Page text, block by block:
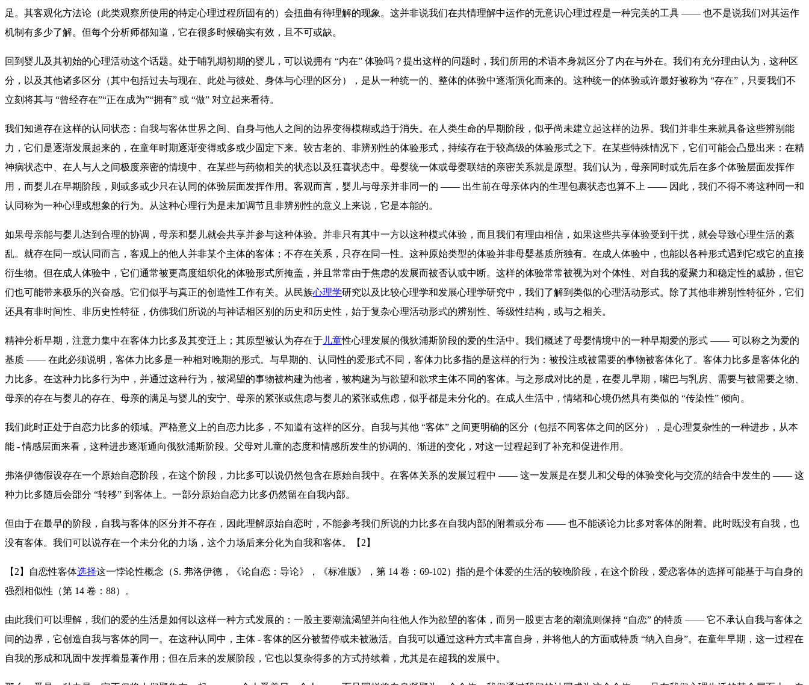
足。其客观化方法论（此类观察所使用的特定心理过程所固有的）会扭曲有待理解的现象。这并非说我们在共情理解中运作的无意识心理过程是一种完美的工具 —— 也不是说我们对其运作
机制有多少了解。但每个分析师都知道，它在很多时候确实有效，且不可或缺。
回到婴儿及其初始的心理活动这个话题。处于哺乳期初期的婴儿，可以说拥有 “内在” 体验吗？提出这样的问题时，我们所用的术语本身就区分了内在与外在。我们有充分理由认为，这种区
分，以及其他诸多区分（其中包括过去与现在、此处与彼处、身体与心理的区分），是从一种统一的、整体的体验中逐渐演化而来的。这种统一的体验或许最好被称为 “存在”，只要我们不
立刻将其与 “曾经存在”“正在成为”“拥有” 或 “做” 对立起来看待。
我们知道存在这样的认同状态：自我与客体世界之间、自身与他人之间的边界变得模糊或趋于消失。在人类生命的早期阶段，似乎尚未建立起这样的边界。我们并非生来就具备这些辨别能
力，它们是逐渐发展起来的，在童年时期逐渐变得或多或少固定下来。较古老的、非辨别性的体验形式，持续存在于较高级的体验形式之下。在某些特殊情况下，它们可能会凸显出来：在精
神病状态中、在人与人之间极度亲密的情境中、在某些与药物相关的状态以及狂喜状态中。母婴统一体或母婴联结的亲密关系就是原型。我们认为，母亲同时或先后在多个体验层面发挥作
用，而婴儿在早期阶段，则或多或少只在认同的体验层面发挥作用。客观而言，婴儿与母亲并非同一的 —— 出生前在母亲体内的生理包裹状态也算不上 —— 因此，我们不得不将这种同一和
认同称为一种心理或想象的行为。从这种心理行为是未加调节且非辨别性的意义上来说，它是本能的。
如果母亲能与婴儿达到合理的协调，母亲和婴儿就会共享并参与这种体验。并非只有其中一方以这种模式体验，而且我们有理由相信，如果这些共享体验受到干扰，就会导致心理生活的紊
乱。就存在同一或认同而言，客观上的他人并非某个主体的客体；不存在关系，只存在同一性。这种原始类型的体验并非母婴基质所独有。在成人体验中，也能以各种形式遇到它或它的直接
衍生物。但在成人体验中，它们通常被更高度组织化的体验形式所掩盖，并且常常由于焦虑的发展而被否认或中断。这样的体验常常被视为对个体性、对自我的凝聚力和稳定性的威胁，但它
们也可能带来极乐的兴奋感。它们似乎与真正的创造性工作有关。从民族心理学研究以及比较心理学和发展心理学研究中，我们了解到类似的心理活动形式。除了其他非辨别性特征外，它们
还具有非时间性、非历史性特征，仿佛我们所说的与神话相区别的历史和历史性，始于复杂心理活动形式的辨别性、等级性结构，或与之相关。
精神分析早期，注意力集中在客体力比多及其变迁上；其原型被认为存在于儿童性心理发展的俄狄浦斯阶段的爱的生活中。我们概述了母婴情境中的一种早期爱的形式 —— 可以称之为爱的
基质 —— 在此必须说明，客体力比多是一种相对晚期的形式。与早期的、认同性的爱形式不同，客体力比多指的是这样的行为：被投注或被需要的事物被客体化了。客体力比多是客体化的
力比多。在这种力比多行为中，并通过这种行为，被渴望的事物被构建为他者，被构建为与欲望和欲求主体不同的客体。与之形成对比的是，在婴儿早期，嘴巴与乳房、需要与被需要之物、
母亲的存在与婴儿的存在、母亲的满足与婴儿的安宁、母亲的紧张或焦虑与婴儿的紧张或焦虑，似乎都是未分化的。在成人生活中，情绪和心境仍然具有类似的 “传染性” 倾向。
我们此时正处于自恋力比多的领域。严格意义上的自恋力比多，不知道有这样的区分。自我与其他 “客体” 之间更明确的区分（包括不同客体之间的区分），是心理复杂性的一种进步，从本
能 - 情感层面来看，这种进步逐渐通向俄狄浦斯阶段。父母对儿童的态度和情感所发生的协调的、渐进的变化，对这一过程起到了补充和促进作用。
弗洛伊德假设存在一个原始自恋阶段，在这个阶段，力比多可以说仍然包含在原始自我中。在客体关系的发展过程中 —— 这一发展是在婴儿和父母的体验变化与交流的结合中发生的 —— 这
种力比多随后会部分 “转移” 到客体上。一部分原始自恋力比多仍然留在自我内部。
但由于在最早的阶段，自我与客体的区分并不存在，因此理解原始自恋时，不能参考我们所说的力比多在自我内部的附着或分布 —— 也不能谈论力比多对客体的附着。此时既没有自我，也
没有客体。我们可以说存在一个未分化的力场，这个力场后来分化为自我和客体。【2】
【2】自恋性客体选择这一悖论性概念（S. 弗洛伊德，《论自恋：导论》，《标准版》，第 14 卷：69-102）指的是个体爱的生活的较晚阶段，在这个阶段，爱恋客体的选择可能基于与自身的
强烈相似性（第 14 卷：88）。
由此我们可以理解，我们的爱的生活是如何以这样一种方式发展的：一股主要潮流渴望并向往他人作为欲望的客体，而另一股更古老的潮流则保持 “自恋” 的特质 —— 它不承认自我与客体之
间的边界，它创造自我与客体的同一。在这种认同中，主体 - 客体的区分被暂停或未被激活。自我可以通过这种方式丰富自身，并将他人的方面或特质 “纳入自身”。在童年早期，这一过程在
自我的形成和巩固中发挥着显著作用；但在后来的发展阶段，它也以复杂得多的方式持续着，尤其是在超我的发展中。